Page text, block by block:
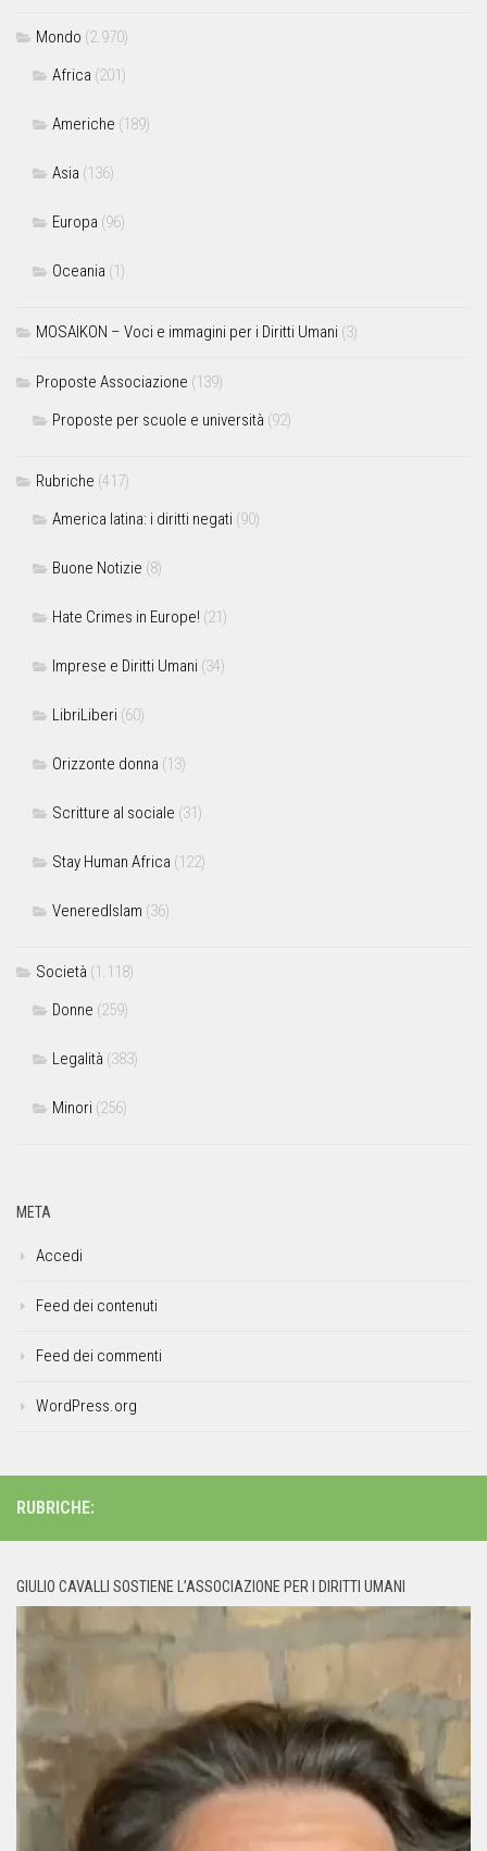
Mondo (2.970)
Africa (201)
Americhe (189)
Asia (136)
Europa (96)
Oceania (1)
MOSAIKON – Voci e immagini per i Diritti Umani (3)
Proposte Associazione (139)
Proposte per scuole e università (92)
Rubriche (417)
America latina: i diritti negati (90)
Buone Notizie (8)
Hate Crimes in Europe! (21)
Imprese e Diritti Umani (34)
LibriLiberi (60)
Orizzonte donna (13)
Scritture al sociale (31)
Stay Human Africa (122)
VeneredIslam (36)
Società (1.118)
Donne (259)
Legalità (383)
Minori (256)
META
Accedi
Feed dei contenuti
Feed dei commenti
WordPress.org
RUBRICHE:
GIULIO CAVALLI SOSTIENE L’ASSOCIAZIONE PER I DIRITTI UMANI
Player